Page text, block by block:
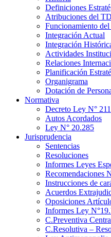
Definiciones
Atribuciones del
Funcionamiento
Integración Actual
Integración
Actividades
Relaciones
Planificación
Organigrama
Dotación de
Normativa
Decreto Ley N° 211
Autos Acordados
Ley N° 20.285
Jurisprudencia
Sentencias
Resoluciones
Informes Leyes
Recomendaciones
Instrucciones de
Acuerdos
Oposiciones
Informes Ley
C.Preventiva
C.Resolutiva –